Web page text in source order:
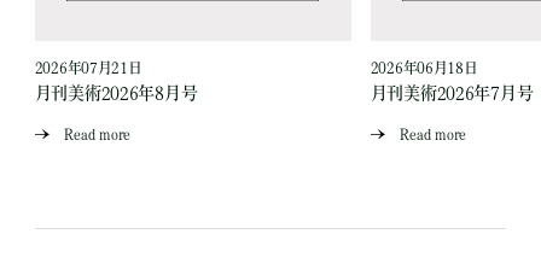
2026年07月21日
月刊美術2026年8月号
Read more
2026年06月18日
月刊美術2026年7月号
Read more